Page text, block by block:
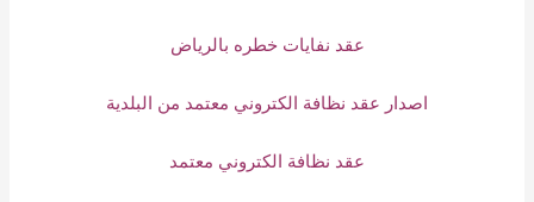
عقد نفايات خطره بالرياض
اصدار عقد نظافة الكتروني معتمد من البلدية
عقد نظافة الكتروني معتمد